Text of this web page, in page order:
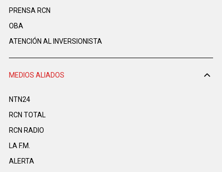
PRENSA RCN
OBA
ATENCIÓN AL INVERSIONISTA
MEDIOS ALIADOS
NTN24
RCN TOTAL
RCN RADIO
LA F.M.
ALERTA